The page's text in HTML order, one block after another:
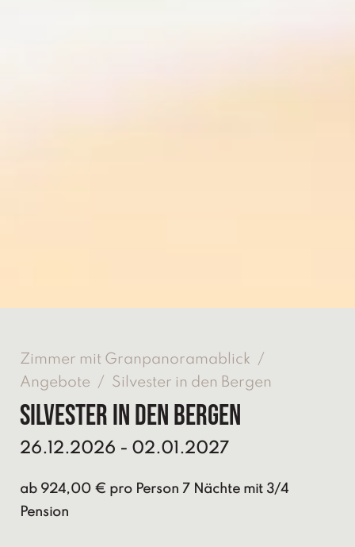
Zimmer mit Granpanoramablick /
Angebote / Silvester in den Bergen
Silvester in den Bergen
26.12.2026 - 02.01.2027
ab 924,00 € pro Person 7 Nächte mit 3/4
Pension